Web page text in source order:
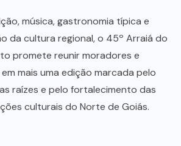
música, gastronomia típica e
da cultura regional, o 45º Arraiá do
promete reunir moradores e
mais uma edição marcada pelo
raízes e pelo fortalecimento das
culturais do Norte de Goiás.